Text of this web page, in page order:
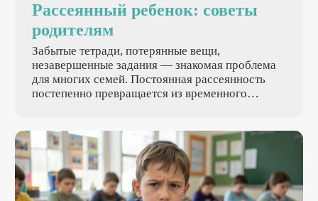
Рассеянный ребенок: советы
родителям
Забытые тетради, потерянные вещи,
незавершенные задания — знакомая проблема
для многих семей. Постоянная рассеянность
постепенно превращается из временного
большинства родителей рассеянный ребенок —
это непростое испытание, требующее особого
подхода и терпения.